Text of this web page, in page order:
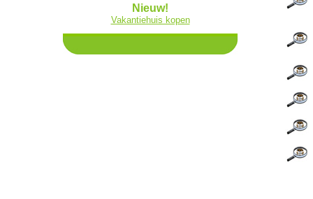
Nieuw!
Vakantiehuis kopen